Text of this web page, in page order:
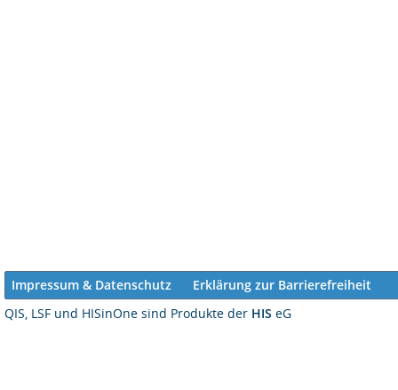
Impressum & Datenschutz
Erklärung zur Barrierefreiheit
QIS, LSF und HISinOne sind Produkte der HIS eG